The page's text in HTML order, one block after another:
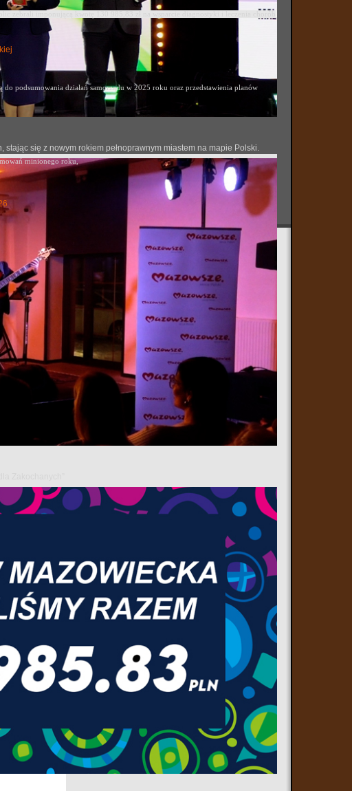
się z nowym rokiem pełnoprawnym miastem na mapie Polski.
Zakochanych”
do podsumowania działań samorządu w 2025 roku oraz przedstawienia planów
minionego roku,
województwa mazowieckiego "Informacje z Mazowsza" mówimy m.in.
szkole rodzenia w Radomiu, aż 324 mln zł unijnego wsparcia dla
funduszy europejskich na zmiany w regionach płockim i ciechanowskim
Norwida.